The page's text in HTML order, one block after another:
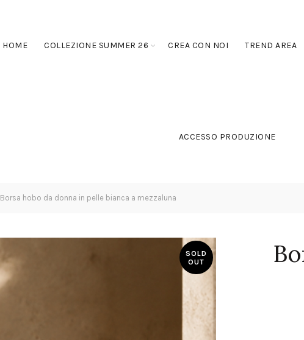
HOME COLLEZIONE SUMMER 26 CREA CON NOI TREND AREA
ACCESSO PRODUZIONE
Borsa hobo da donna in pelle bianca a mezzaluna
SOLD
OUT